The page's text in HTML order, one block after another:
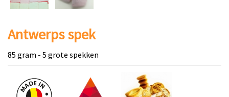
Antwerps spek
85 gram - 5 grote spekken